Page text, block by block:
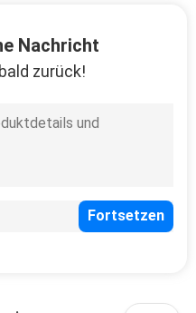
Nachricht
zurück!